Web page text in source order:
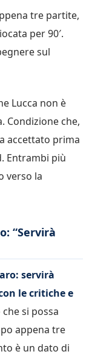
tre partite,
per 90′.
sul
Lucca non è
Condizione che,
accettato prima
Entrambi più
verso la
“Servirà
servirà
le critiche e
si possa
appena tre
è un dato di